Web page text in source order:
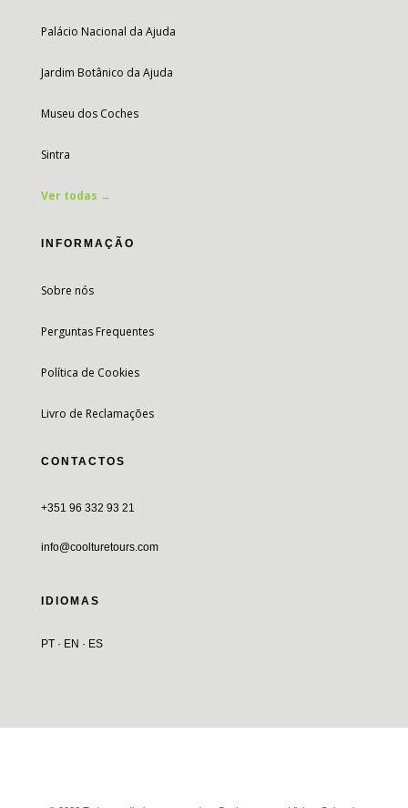
Palácio Nacional da Ajuda
Jardim Botânico da Ajuda
Museu dos Coches
Sintra
Ver todas →
INFORMAÇÃO
Sobre nós
Perguntas Frequentes
Política de Cookies
Livro de Reclamações
CONTACTOS
+351 96 332 93 21
info@coolturetours.com
IDIOMAS
PT · EN · ES